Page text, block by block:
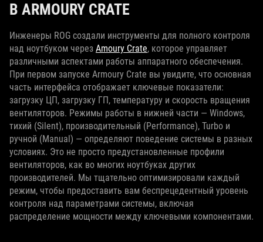
В ARMOURY CRATE
Инженеры ROG создали инструменты для полного контроля
над ноутбуком через Amoury Crate, которое управляет
различными аспектами работы аппаратного обеспечения.
При первом запуске Armoury Crate вы увидите, что основная
часть интерфейса отображает ключевые показатели:
загрузку ЦП, загрузку ГП, температуру и скорость вращения
вентиляторов. Режимы работы в нижней части — Windows,
тихий (Silent), производительный (Performance), Turbo и
ручной (Manual) — определяют поведение системы в разных
условиях. Это не просто предустановленные профили
вентиляторов, как во многих ноутбуках других
производителей. Мы тщательно оптимизировали каждый
режим, чтобы предоставить вам беспрецедентный уровень
контроля над параметрами системы, включая
распределение мощности между ключевыми компонентами.